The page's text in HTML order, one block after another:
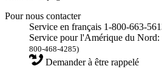
Pour nous contacter
Service en français 1-800-663-
Service pour l'Amérique du
800-468-4285)
Demander à être rappelé